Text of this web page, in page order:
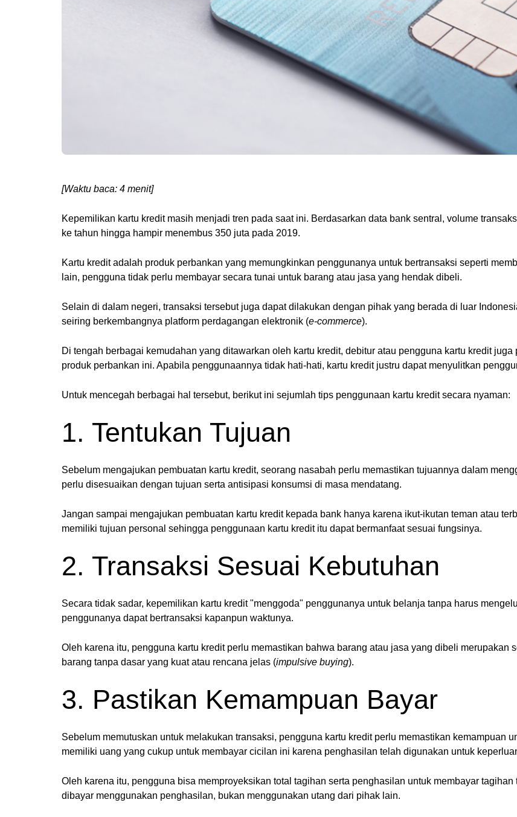
[Waktu baca: 4 menit]
Kepemilikan kartu kredit masih menjadi tren pada saat ini. Berdasarkan data bank sentral, volume
ke tahun hingga hampir menembus 350 juta pada 2019.
Kartu kredit adalah produk perbankan yang memungkinkan penggunanya untuk bertransaksi seperti
lain, pengguna tidak perlu membayar secara tunai untuk barang atau jasa yang hendak dibeli.
Selain di dalam negeri, transaksi tersebut juga dapat dilakukan dengan pihak yang berada di luar
seiring berkembangnya platform perdagangan elektronik (e-commerce).
Di tengah berbagai kemudahan yang ditawarkan oleh kartu kredit, debitur atau pengguna kartu kredit
produk perbankan ini. Apabila penggunaannya tidak hati-hati, kartu kredit justru dapat menyulitkan
Untuk mencegah berbagai hal tersebut, berikut ini sejumlah tips penggunaan kartu kredit secara nyaman:
1. Tentukan Tujuan
Sebelum mengajukan pembuatan kartu kredit, seorang nasabah perlu memastikan tujuannya dalam
perlu disesuaikan dengan tujuan serta antisipasi konsumsi di masa mendatang.
Jangan sampai mengajukan pembuatan kartu kredit kepada bank hanya karena ikut-ikutan teman atau
memiliki tujuan personal sehingga penggunaan kartu kredit itu dapat bermanfaat sesuai fungsinya.
2. Transaksi Sesuai Kebutuhan
Secara tidak sadar, kepemilikan kartu kredit "menggoda" penggunanya untuk belanja tanpa harus
penggunanya dapat bertransaksi kapanpun waktunya.
Oleh karena itu, pengguna kartu kredit perlu memastikan bahwa barang atau jasa yang dibeli merupakan
barang tanpa dasar yang kuat atau rencana jelas (impulsive buying).
3. Pastikan Kemampuan Bayar
Sebelum memutuskan untuk melakukan transaksi, pengguna kartu kredit perlu memastikan kemampuan
memiliki uang yang cukup untuk membayar cicilan ini karena penghasilan telah digunakan untuk
Oleh karena itu, pengguna bisa memproyeksikan total tagihan serta penghasilan untuk membayar
dibayar menggunakan penghasilan, bukan menggunakan utang dari pihak lain.